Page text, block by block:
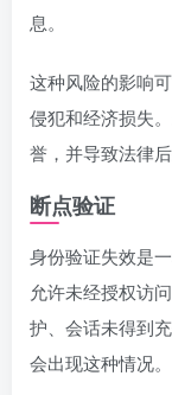
息。
这种风险的影响
侵犯和经济损失
誉，并导致法律
断点验证
身份验证失效是
允许未经授权访
护、会话未得到
会出现这种情况。